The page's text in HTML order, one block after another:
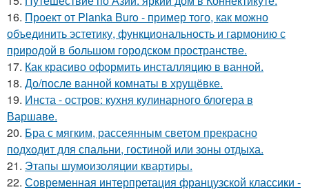
16. Проект от Planka Buro - пример того, как можно
объединить эстетику, функциональность и гармонию с
природой в большом городском пространстве.
17. Как красиво оформить инсталляцию в ванной.
18. До/после ванной комнаты в хрущёвке.
19. Инста - остров: кухня кулинарного блогера в
Варшаве.
20. Бра с мягким, рассеянным светом прекрасно
подходит для спальни, гостиной или зоны отдыха.
21. Этапы шумоизоляции квартиры.
22. Современная интерпретация французской классики -